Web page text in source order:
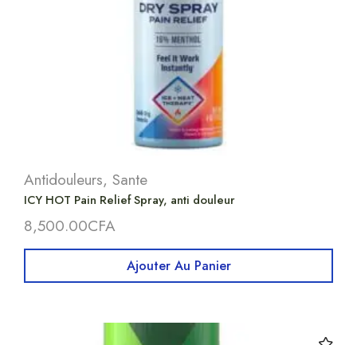
Antidouleurs, Sante
ICY HOT Pain Relief Spray, anti douleur
8,500.00CFA
Ajouter Au Panier